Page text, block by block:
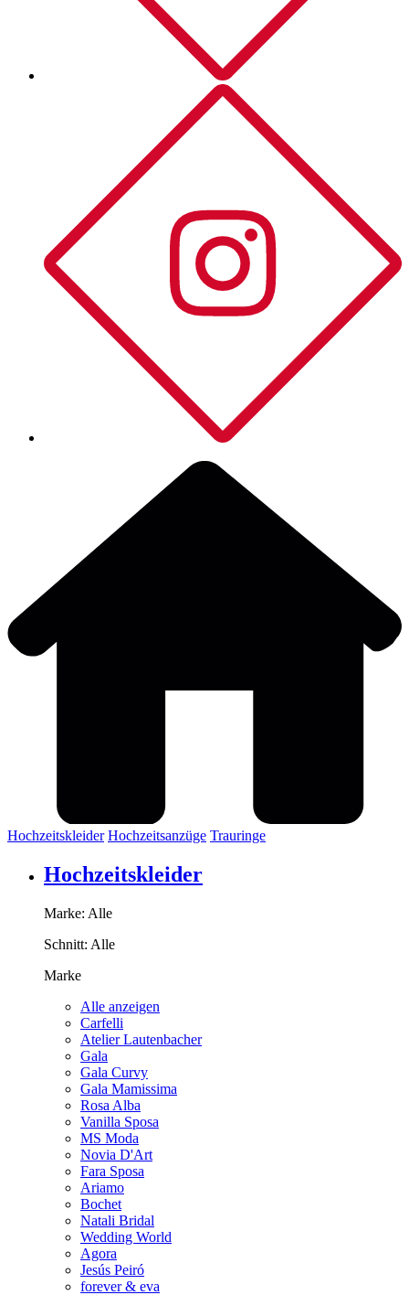
Hochzeitskleider Hochzeitsanzüge Trauringe
Hochzeitskleider
Marke: Alle
Schnitt: Alle
Marke
Alle anzeigen
Carfelli
Atelier Lautenbacher
Gala
Gala Curvy
Gala Mamissima
Rosa Alba
Vanilla Sposa
MS Moda
Novia D'Art
Fara Sposa
Ariamo
Bochet
Natali Bridal
Wedding World
Agora
Jesús Peiró
forever & eva